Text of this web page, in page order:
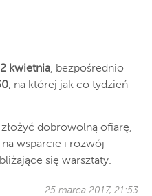
2 kwietnia, bezpośrednio
, na której jak co tydzień
dobrowolną ofiarę,
wsparcie i rozwój
się warsztaty.
25 marca 2017, 21:53